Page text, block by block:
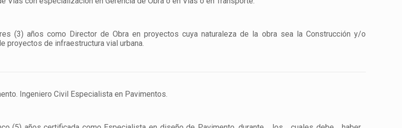
(3) años como Director de Obra en proyectos cuya naturaleza de la obra sea la Construcción y/o
proyectos de infraestructura vial urbana.
Ingeniero Civil Especialista en Pavimentos.